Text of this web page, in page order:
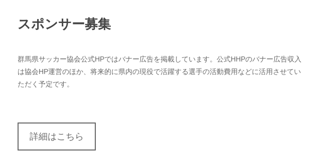
スポンサー募集
群馬県サッカー協会公式HPではバナー広告を掲載しています。公式HHPのバナー広告収入
は協会HP運営のほか、将来的に県内の現役で活躍する選手の活動費用などに活用させてい
ただく予定です。
詳細はこちら